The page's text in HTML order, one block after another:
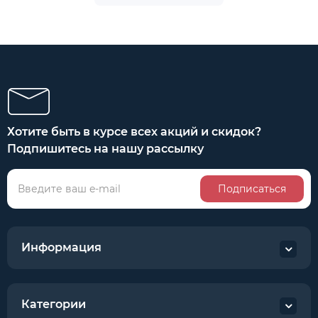
Хотите быть в курсе всех акций и скидок?
Подпишитесь на нашу рассылку
Подписаться
Информация
Категории